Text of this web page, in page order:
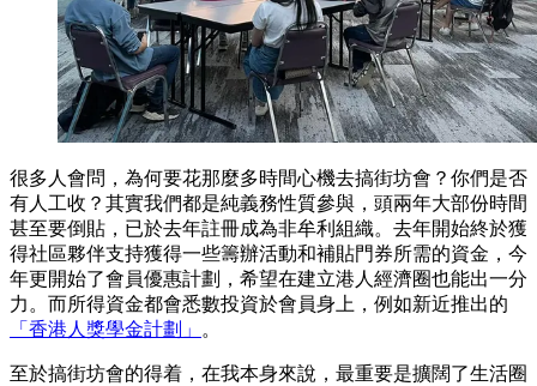
很多人會問，為何要花那麼多時間心機去搞街坊會？你們是否
有人工收？其實我們都是純義務性質參與，頭兩年大部份時間
甚至要倒貼，已於去年註冊成為非牟利組織。去年開始終於獲
得社區夥伴支持獲得一些籌辦活動和補貼門券所需的資金，今
年更開始了會員優惠計劃，希望在建立港人經濟圈也能出一分
力。而所得資金都會悉數投資於會員身上，例如新近推出的
「香港人獎學金計劃」 。
至於搞街坊會的得着，在我本身來說，最重要是擴闊了生活圈